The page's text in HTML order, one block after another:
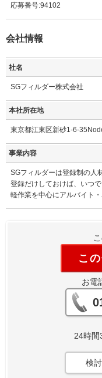
応募番号:94102
会社情報
社名
SGフィルダー株式会社
本社所在地
東京都江東区新砂1-6-
事業内容
SGフィルダーは登録制の人
登録だけしておけば、いつで
軽作業を中心にアルバイト
こ
お電
24時間
検